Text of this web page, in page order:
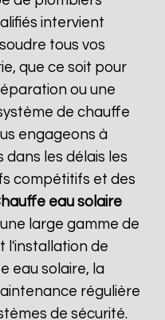
intervient
tous vos
que ce soit pour
ou une
de chauffe
engageons à
les délais les
compétitifs et des
eau solaire
large gamme de
l'installation de
eau solaire, la
régulière
de sécurité.